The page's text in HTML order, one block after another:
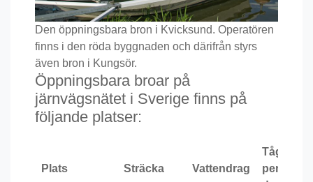
Den öppningsbara bron i Kvicksund. Operatören
finns i den röda byggnaden och därifrån styrs
även bron i Kungsör.
Öppningsbara broar på
järnvägsnätet i Sverige finns på
följande platser:
Plats Sträcka Vattendrag
Tåg
per